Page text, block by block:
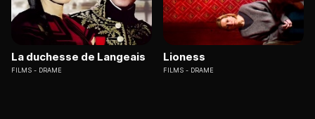
La duchesse de Langeais
FILMS DRAME
Lioness
FILMS DRAME